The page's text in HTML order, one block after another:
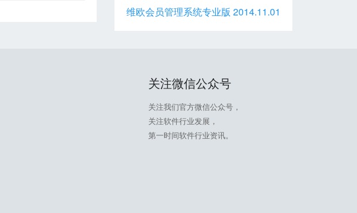
维欧会员管理系统专业版 2014.11.01
关注微信公众号
关注我们官方微信公众号，
关注软件行业发展，
第一时间软件行业资讯。